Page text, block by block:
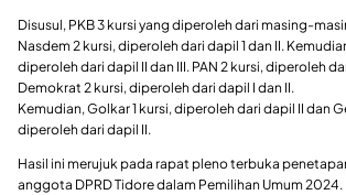
Disusul, PKB 3 kursi yang diperoleh dari masing-
Nasdem 2 kursi, diperoleh dari dapil 1 dan II.
diperoleh dari dapil II dan III. PAN 2 kursi, diperoleh
Demokrat 2 kursi, diperoleh dari dapil I dan II.
Kemudian, Golkar 1 kursi, diperoleh dari dapil II dan
diperoleh dari dapil II.
Hasil ini merujuk pada rapat pleno terbuka
anggota DPRD Tidore dalam Pemilihan Umum 2024.